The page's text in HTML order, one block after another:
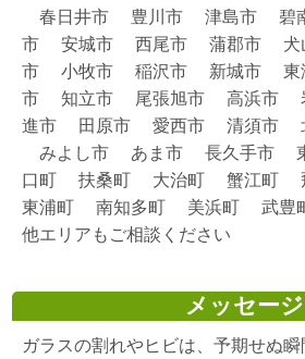
春日井市 豊川市 津島市 碧
市 安城市 西尾市 蒲郡市 犬
市 小牧市 稲沢市 新城市 東
市 知立市 尾張旭市 高浜市
進市 田原市 愛西市 清須市
みよし市 あま市 長久手市
口町 扶桑町 大治町 蟹江町
東浦町 南知多町 美浜町 武
他エリアもご相談ください
メッセージ
ガラスの割れやヒビは、予期せぬ